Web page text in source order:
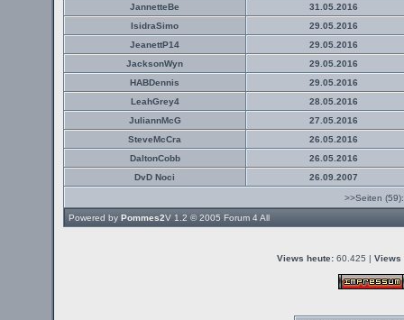
JannetteBe
31.05.2016
IsidraSimo
29.05.2016
JeanettP14
29.05.2016
JacksonWyn
29.05.2016
HABDennis
29.05.2016
LeahGrey4
28.05.2016
JuliannMcG
27.05.2016
SteveMcCra
26.05.2016
DaltonCobb
26.05.2016
DvD Noci
26.09.2007
>>Seiten
Powered by Pommes2V 1.2 © 2005 Forum 4 All
Views heute: 60.425 | Views